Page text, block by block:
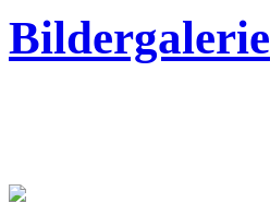
Bildergalerie